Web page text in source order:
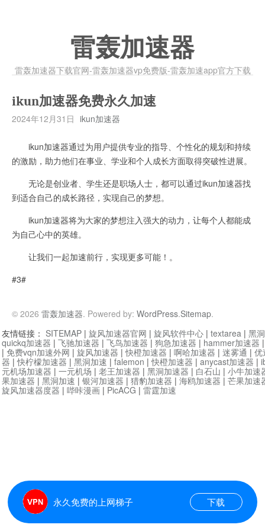
雷轰加速器
雷轰加速器下载官网-雷轰加速器vp免费版-雷轰加速app官方下载
ikun加速器免费永久加速
2024年12月31日 ikun加速器
ikun加速器通过为用户提供专业的指导、个性化的规划和持续
的激励，助力他们在事业、学业和个人成长方面取得突破性进展。
无论是创业者、学生还是职场人士，都可以通过ikun加速器找
到适合自己的成长路径，实现自己的梦想。
ikun加速器将为大家的梦想注入强大的动力，让每个人都能成
为自己心中的英雄。
让我们一起加速前行，实现更多可能！。
#3#
© 2026 雷轰加速器. Powered by: WordPress.Sitemap.
永久免费的上网梯子 下载
友情链接： SITEMAP | 旋风加速器官网 | 旋风软件中心 | textarea | 黑
quickq加速器 | 飞驰加速器 | 飞鸟加速器 | 狗急加速器 | hammer加速器
| 免费vqn加速外网 | 旋风加速器 |快橙加速器 | 啊哈加速器 | 迷雾通 | 优
器 |快柠檬加速器 | 黑洞加速 | falemon |快橙加速器 | anycast加速器 |
元机场加速器 | 一元机场 | 老王加速器 | 黑洞加速器 | 白石山 | 小牛加速
果加速器 | 黑洞加速 | 银河加速器 | 猎豹加速器 | 海鸥加速器 | 芒果加速
旋风加速器度器 | 哔咔漫画 | PicACG | 雷霆加速